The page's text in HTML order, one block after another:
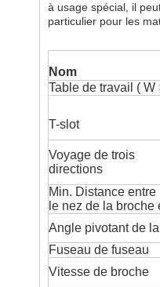
à usage spécial, il
particulier pour les
Nom
Table de travail ( W
T-slot
Voyage de trois
directions
Min. Distance entre
le nez de la
Angle pivotant de
Fuseau de fuseau
Vitesse de broche